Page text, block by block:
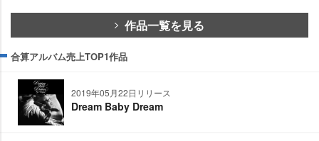
作品一覧を見る
合算アルバム売上TOP1作品
2019年05月22日リリース
Dream Baby Dream